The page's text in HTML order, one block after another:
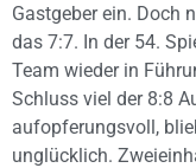
Gastgeber ein. Doch
das 7:7. In der 54.
Team wieder in
Schluss viel der 8:8
aufopferungsvoll,
unglücklich.